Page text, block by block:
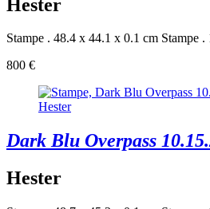
Hester
Stampe . 48.4 x 44.1 x 0.1 cm Stampe
800 €
Dark Blu Overpass
Hester